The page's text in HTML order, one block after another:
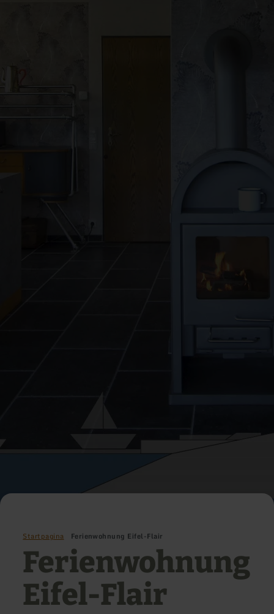
Startpagina Ferienwohnung Eifel-Flair
Ferienwohnung
Eifel-Flair